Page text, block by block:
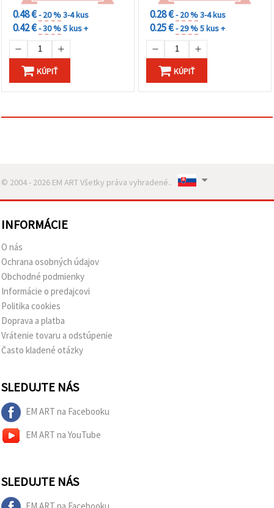
0.48 €- 20 %3-4 kus
0.42 €- 30 %5 kus +
KÚPIŤ
0.28 €- 20 %3-4 kus
0.25 €- 29 %5 kus +
KÚPIŤ
© 2004 - 2026 EM ART Všetky práva vyhradené..
INFORMÁCIE
O nás
Ochrana osobných údajov
Obchodné podmienky
Informácie o predajcovi
Politika cookies
Doprava a platba
Vrátenie tovaru a odstúpenie
Často kladené otázky
SLEDUJTE NÁS
EM ART na Facebooku
EM ART na YouTube
SLEDUJTE NÁS
EM ART na Facebooku